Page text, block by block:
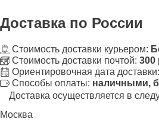
Доставка по России
Стоимость доставки курьером:
Стоимость доставки почтой: 300
Ориентировочная дата доставки:
Способы оплаты: наличными,
Доставка осуществляется в
Москва